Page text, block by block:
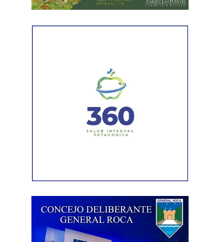
Laboralistas, Mariana Amartino y Matías Cremonte, y el
Trabajo (ANJUT), Juan Orsini.
muerta. Con esta reforma, estamos frente a un régimen de
compraventa de la fuerza de trabajo. En la Argentina,
enfrentamos un ataque al Estado de Derecho, a la
democracia, a la Constitución Nacional y al sistema
interamericano de derechos humanos. Por eso es que
esta comisión debe actuar».
vida, como las tarifas de transporte, telefonía celular,
internet, luz y gas. Todo eso produjo una caída del salario
que tiene un impacto directo e indirecto sobre las